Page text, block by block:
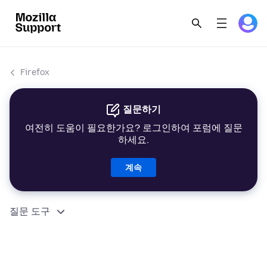
Firefox
질문하기
여전히 도움이 필요한가요? 로그인하여 포럼에 질문
하세요.
계속
질문 도구